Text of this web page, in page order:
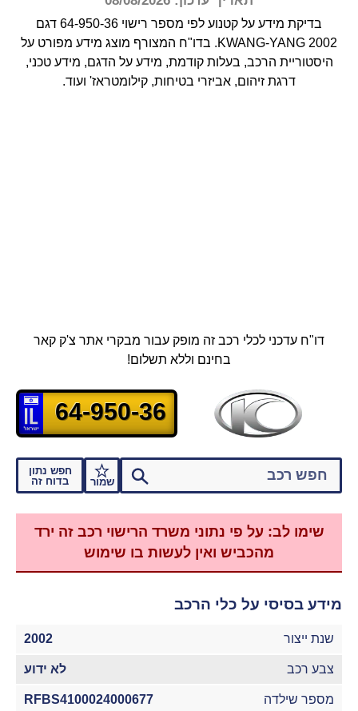
בדיקת מידע על קטנוע לפי מספר רישוי 64-950-36 דגם
KWANG-YANG 2002.
בדו"ח המצורף מוצג מידע מפורט על
היסטוריית הרכב, בעלות קודמת, מידע על הדגם, מידע טכני,
דרגת זיהום, אביזרי בטיחות, קילומטראז' ועוד.
דו"ח עדכני לכלי רכב זה מופק עבור מבקרי אתר צ'ק קאר
בחינם וללא תשלום!
שמור
חפש נתון
בדוח זה
64-950-36
שימו לב: על פי נתוני משרד הרישוי רכב זה ירד
מהכביש ואין לעשות בו שימוש
מידע בסיסי על כלי הרכב
שנת ייצור 2002
צבע רכב לא ידוע
מספר שילדה RFBS4100024000677